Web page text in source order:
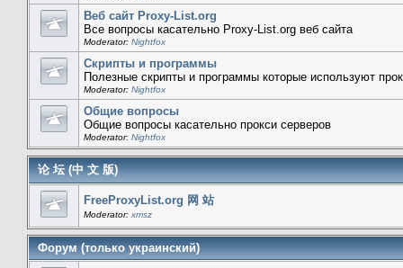
Веб сайт Proxy-List.org
Все вопросы касательно Proxy-List.org веб сайта
Moderator: Nightfox
Скрипты и программы
Полезные скрипты и программы которые используют
Moderator: Nightfox
Общие вопросы
Общие вопросы касательно прокси серверов
Moderator: Nightfox
论 坛 (中 文 版)
FreeProxyList.org 网 站
Moderator: xmsz
Форум (только украинский)